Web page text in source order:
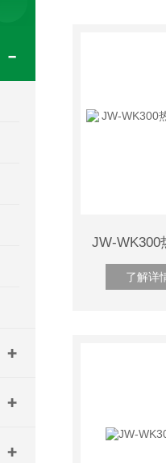
了解详